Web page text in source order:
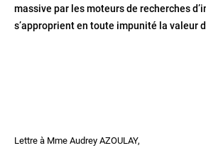
massive par les moteurs de recherches
s’approprient en toute impunité la valeur
Lettre à Mme Audrey AZOULAY,